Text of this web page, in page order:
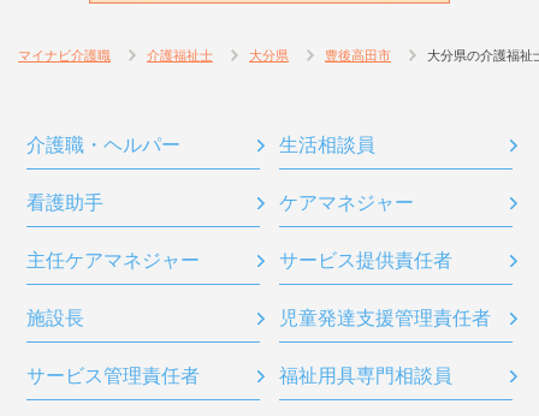
マイナビ介護職 介護福祉士 大分県 豊後高田市 大分県の介護福祉
介護職・ヘルパー 生活相談員
看護助手 ケアマネジャー
主任ケアマネジャー サービス提供責任者
施設長 児童発達支援管理責任者
サービス管理責任者 福祉用具専門相談員